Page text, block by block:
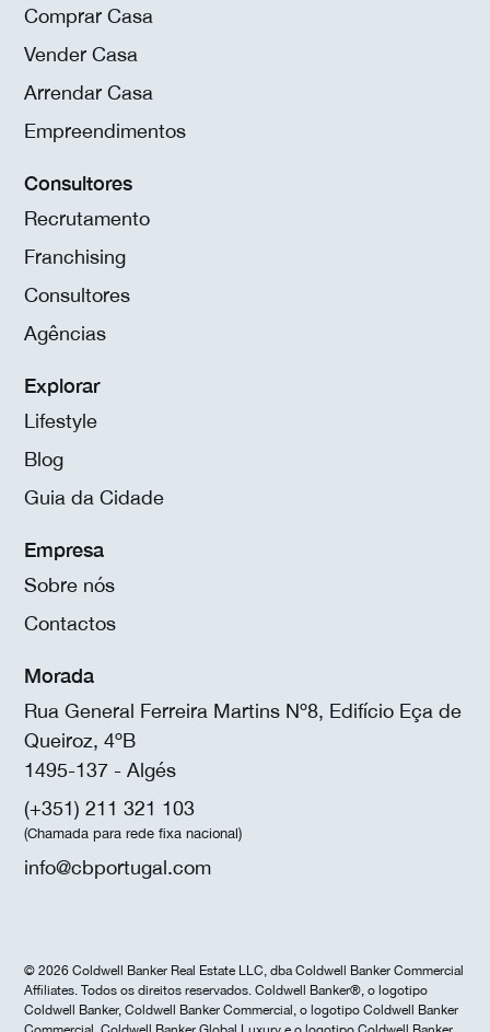
Comprar Casa
Vender Casa
Arrendar Casa
Empreendimentos
Consultores
Recrutamento
Franchising
Consultores
Agências
Explorar
Lifestyle
Blog
Guia da Cidade
Empresa
Sobre nós
Contactos
Morada
Rua General Ferreira Martins Nº8, Edifício Eça de
Queiroz, 4ºB
1495-137 - Algés
(+351) 211 321 103
(Chamada para rede fixa nacional)
info@cbportugal.com
© 2026 Coldwell Banker Real Estate LLC, dba Coldwell Banker Commercial
Affiliates. Todos os direitos reservados. Coldwell Banker®, o logotipo
Coldwell Banker, Coldwell Banker Commercial, o logotipo Coldwell Banker